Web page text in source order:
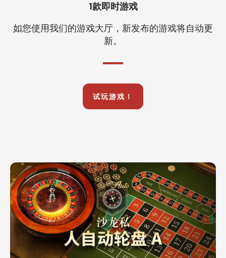
1款即时游戏
如您使用我们的游戏大厅，新发布的游戏将自动更
新。
试玩游戏！